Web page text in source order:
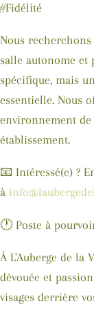
#Fidélité
Nous
salle autonome et
spécifique, mais
essentielle. Nous
environnement
établissement.
📧 Intéressé(e) ?
à
🕐 Poste à
À L'Auberge de la
dévouée et
visages derrière